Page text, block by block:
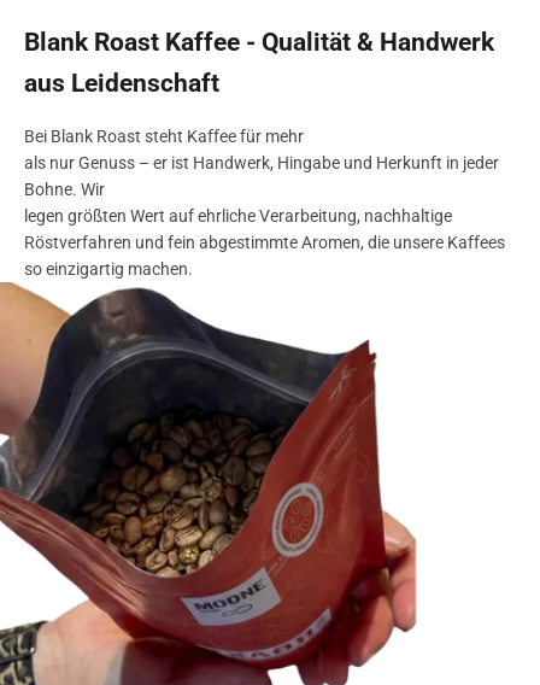
Blank Roast Kaffee - Qualität & Handwerk
aus Leidenschaft
Bei Blank Roast steht Kaffee für mehr
als nur Genuss – er ist Handwerk, Hingabe und Herkunft in jeder
Bohne. Wir
legen größten Wert auf ehrliche Verarbeitung, nachhaltige
Röstverfahren und fein abgestimmte Aromen, die unsere Kaffees
so einzigartig machen.